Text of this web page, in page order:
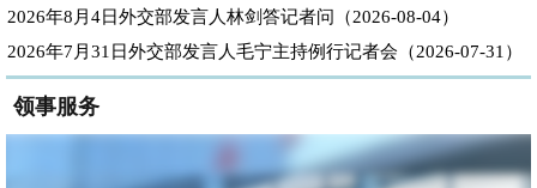
2026年8月4日外交部发言人林剑答记者问（2026-08-04）
2026年7月31日外交部发言人毛宁主持例行记者会（2026-07-31）
领事服务